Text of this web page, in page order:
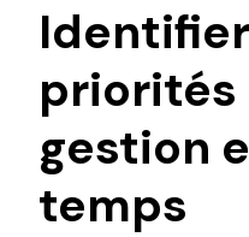
priorités
gestion
temps